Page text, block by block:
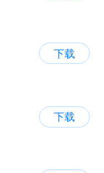
下载
下载